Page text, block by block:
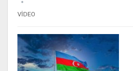
VİDEO